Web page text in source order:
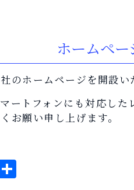
ホームペー
のホームページを開設い
ートフォンにも対応し
お願い申し上げます。
共